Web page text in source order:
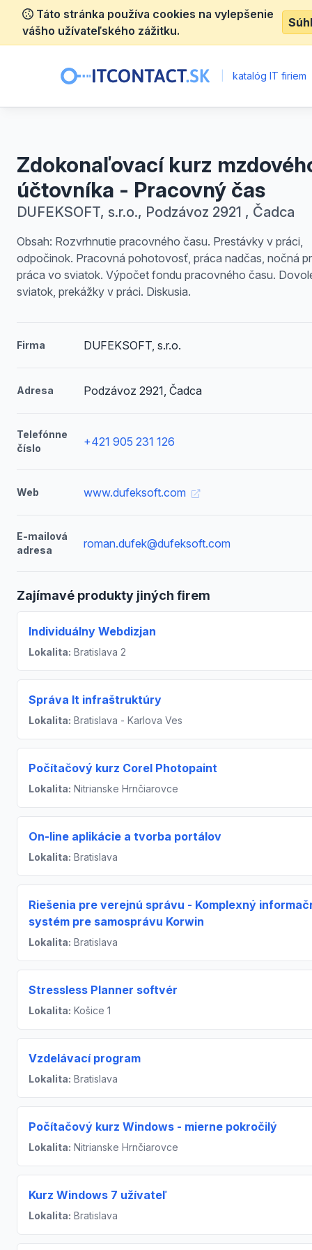
Táto stránka používa cookies na vylepšenie
vášho užívateľského zážitku.
katalóg IT firiem
Zdokonaľovací kurz
účtovníka - Pracovný čas
DUFEKSOFT, s.r.o., Podzávoz 2921 , Čadca
Obsah: Rozvrhnutie pracovného času. Prestávky v práci,
odpočinok. Pracovná pohotovosť, práca nadčas, nočná
práca vo sviatok. Výpočet fondu pracovného času.
sviatok, prekážky v práci. Diskusia.
Firma DUFEKSOFT, s.r.o.
Adresa Podzávoz 2921, Čadca
Telefónne
číslo
+421 905 231 126
Web www.dufeksoft.com
E-mailová
adresa
roman.dufek@dufeksoft.com
Zajímavé produkty jiných firem
Individuálny Webdizjan
Lokalita: Bratislava 2
Správa It infraštruktúry
Lokalita: Bratislava - Karlova Ves
Počítačový kurz Corel Photopaint
Lokalita: Nitrianske Hrnčiarovce
On-line aplikácie a tvorba portálov
Lokalita: Bratislava
Riešenia pre verejnú správu - Komplexný
systém pre samosprávu Korwin
Lokalita: Bratislava
Stressless Planner softvér
Lokalita: Košice 1
Vzdelávací program
Lokalita: Bratislava
Počítačový kurz Windows - mierne pokročilý
Lokalita: Nitrianske Hrnčiarovce
Kurz Windows 7 užívateľ
Lokalita: Bratislava